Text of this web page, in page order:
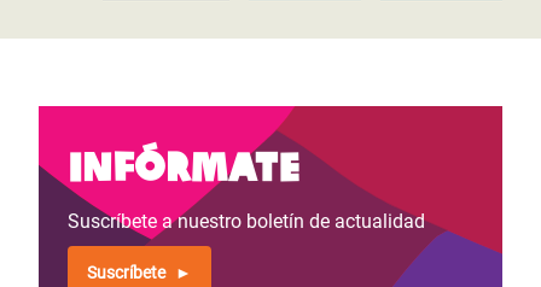
Infórmate
Suscríbete a nuestro boletín de actualidad
Suscríbete